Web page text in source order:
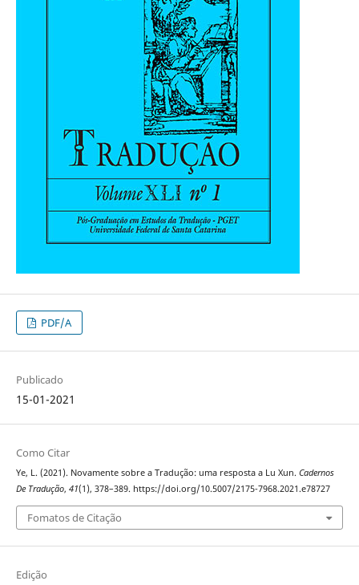
PDF/A
Publicado
15-01-2021
Como Citar
Ye, L. (2021). Novamente sobre a Tradução: uma resposta a Lu Xun. Cadernos
De Tradução, 41(1), 378–389. https://doi.org/10.5007/2175-7968.2021.e78727
Fomatos de Citação
Edição